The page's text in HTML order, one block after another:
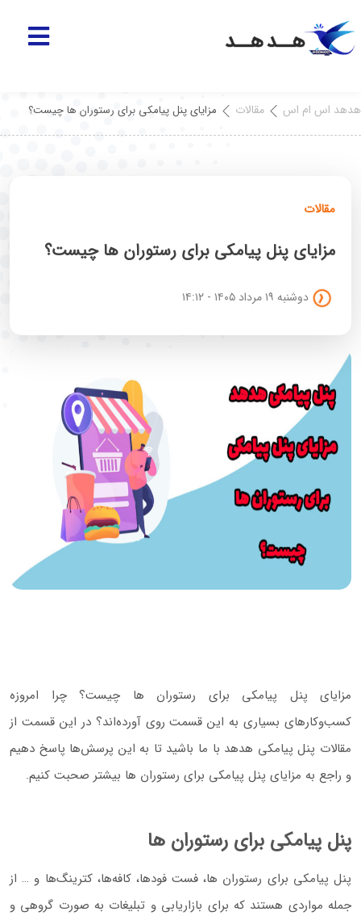
هدهد اس ام اس مقالات مزایای پنل پیامکی برای رستوران ها چیست؟
مقالات
مزایای پنل پیامکی برای رستوران ها چیست؟
دوشنبه ۱۹ مرداد ۱۴۰۵ - ۱۴:۱۲
مزایای پنل پیامکی برای رستوران‌ ها چیست؟ چرا امروزه
کسب‌و‌کارهای بسیاری به این قسمت روی آورده‌اند؟ در این قسمت از
مقالات پنل پیامکی هدهد با ما باشید تا به این پرسش‌ها پاسخ دهیم
و راجع به مزایای پنل پیامکی برای رستوران‌ ها بیشتر صحبت کنیم.
پنل پیامکی برای رستوران ها
پنل پیامکی برای رستوران ها، فست فودها، کافه‌ها، کترینگ‌ها و … از
جمله مواردی هستند که برای بازاریابی و تبلیغات به صورت گروهی و